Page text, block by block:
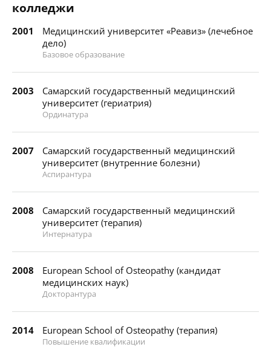
колледжи
2001
Медицинский университет «Реавиз» (лечебное
дело)
Базовое образование
2003
Самарский государственный медицинский
университет (гериатрия)
Ординатура
2007
Самарский государственный медицинский
университет (внутренние болезни)
Аспирантура
2008
Самарский государственный медицинский
университет (терапия)
Интернатура
2008
European School of Osteopathy (кандидат
медицинских наук)
Докторантура
2014 European School of Osteopathy (терапия)
Повышение квалификации